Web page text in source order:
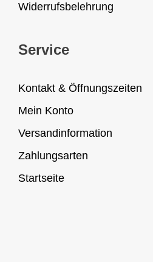
Widerrufsbelehrung
Service
Kontakt & Öffnungszeiten
Mein Konto
Versandinformation
Zahlungsarten
Startseite